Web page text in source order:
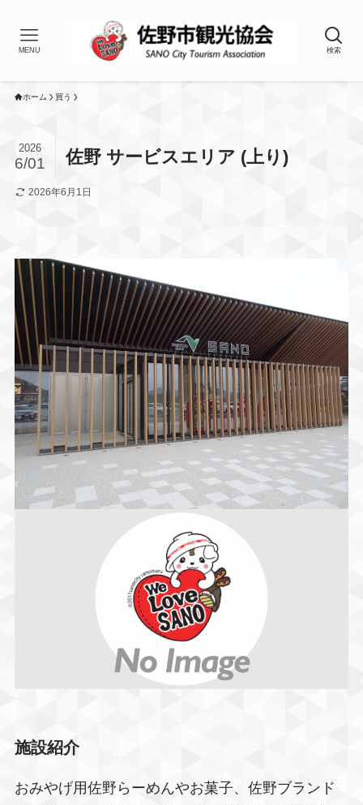
検索
MENU
ホーム 買う
佐野 サービスエリア (上り)
2026
6/01
2026年6月1日
施設紹介
おみやげ用佐野らーめんやお菓子、佐野ブランド